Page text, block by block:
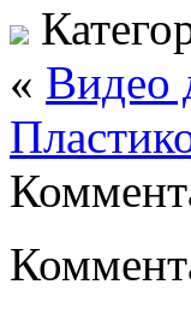
« Видео